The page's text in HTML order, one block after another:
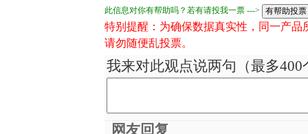
此信息对你有帮助吗？若有请投我一票 --->
特别提醒：为确保数据真实性，同一产
请勿随便乱投票。
我来对此观点说两句（最多400
网友回复